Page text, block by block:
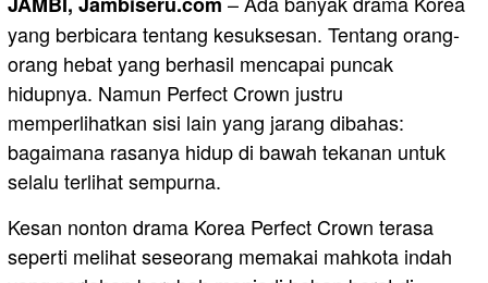
yang berbicara tentang kesuksesan. Tentang orang-
orang hebat yang berhasil mencapai puncak
hidupnya. Namun Perfect Crown justru
memperlihatkan sisi lain yang jarang dibahas:
bagaimana rasanya hidup di bawah tekanan untuk
selalu terlihat sempurna.
Kesan nonton drama Korea Perfect Crown terasa
seperti melihat seseorang memakai mahkota indah